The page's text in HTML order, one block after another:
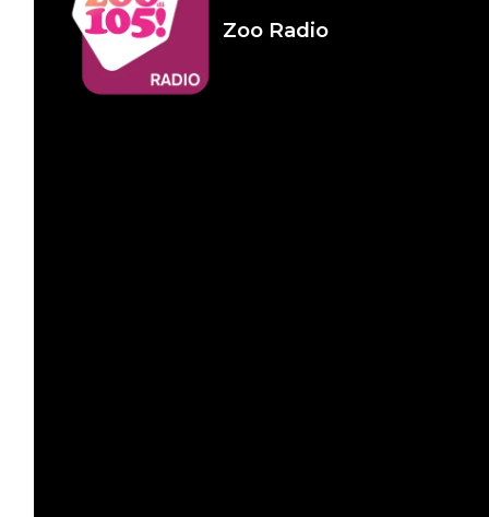
Infameria
Sospensione
Zoo Radio